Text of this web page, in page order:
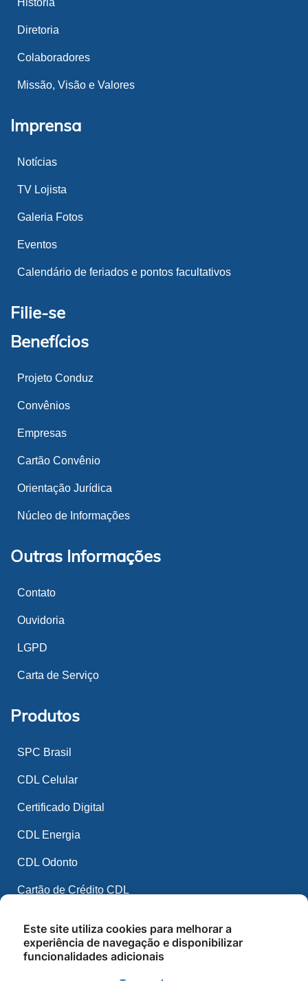
História
Diretoria
Colaboradores
Missão, Visão e Valores
Imprensa
Notícias
TV Lojista
Galeria Fotos
Eventos
Calendário de feriados e pontos facultativos
Filie-se
Benefícios
Projeto Conduz
Convênios
Empresas
Cartão Convênio
Orientação Jurídica
Núcleo de Informações
Outras Informações
Contato
Ouvidoria
LGPD
Carta de Serviço
Produtos
SPC Brasil
CDL Celular
Certificado Digital
CDL Energia
CDL Odonto
Cartão de Crédito CDL
CDL Mídia
Este site utiliza cookies para melhorar a
experiência de navegação e disponibilizar
funcionalidades adicionais